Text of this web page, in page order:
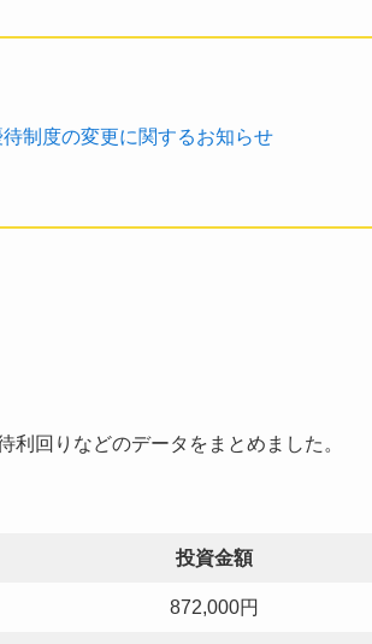
制度の変更に関するお知らせ
回りなどのデータをまとめました。
投資金額
872,000円